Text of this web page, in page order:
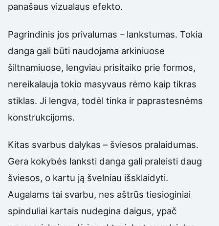
panašaus vizualaus efekto.
Pagrindinis jos privalumas – lankstumas. Tokia
danga gali būti naudojama arkiniuose
šiltnamiuose, lengviau prisitaiko prie formos,
nereikalauja tokio masyvaus rėmo kaip tikras
stiklas. Ji lengva, todėl tinka ir paprastesnėms
konstrukcijoms.
Kitas svarbus dalykas – šviesos pralaidumas.
Gera kokybės lanksti danga gali praleisti daug
šviesos, o kartu ją švelniau išsklaidyti.
Augalams tai svarbu, nes aštrūs tiesioginiai
spinduliai kartais nudegina daigus, ypač